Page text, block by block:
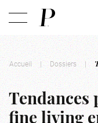
Accueil | Dossiers |
Tendances
fine living